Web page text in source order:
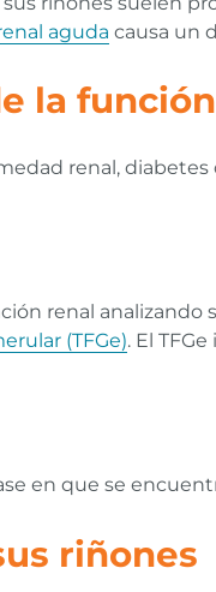
aguda causa un
la
renal,
renal
(TFGe). El
en que se
riñones